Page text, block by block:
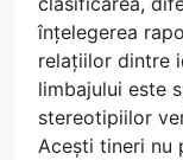
înțelegerea
relațiilor dintre
limbajului este
stereotipiilor
Acești tineri nu